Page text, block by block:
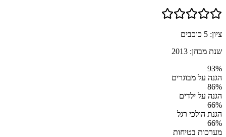
ציון: 5 כוכבים
שנת מבחן: 2013
93%
הגנה על מבוגרים
86%
הגנה על ילדים
66%
הגנת הולכי רגל
66%
מערכות בטיחות